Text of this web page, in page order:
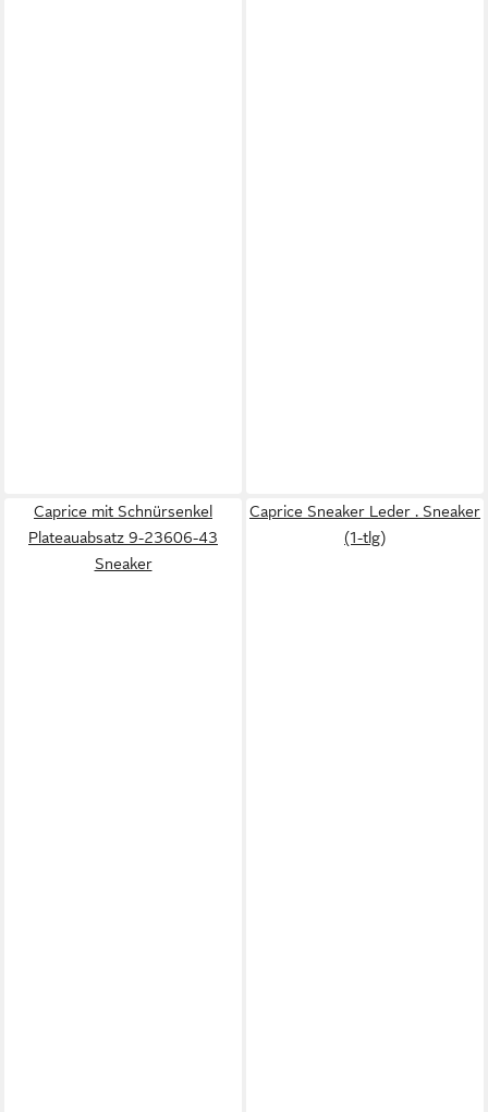
Caprice mit Schnürsenkel
Plateauabsatz 9-23606-43
Sneaker
Caprice Sneaker Leder . Sneaker
(1-tlg)